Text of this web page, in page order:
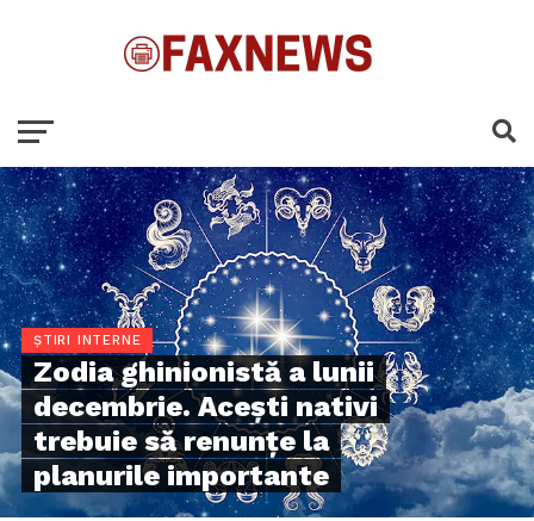
ȘTIRI INTERNE
Zodia ghinionistă a lunii
decembrie. Acești nativi
trebuie să renunțe la
planurile importante